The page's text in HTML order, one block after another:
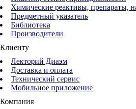
Химические реактивы, препараты,
Предметный указатель
Библиотека
Производители
Клиенту
Лекторий Диаэм
Доставка и оплата
Технический сервис
Мобильное приложение
Компания